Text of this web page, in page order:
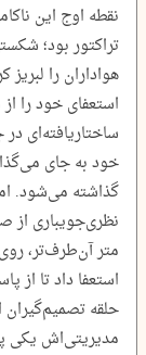
نقطه اوج این
تراکتور بود؛
هواداران را
استعفای خود را
ساختاریافته‌ای
خود به جای
گذاشته می‌شود.
نظری‌جویباری از
متر آن‌طرف‌تر،
استعفا داد تا از
حلقه تصمیم‌گیران
مدیریتی‌اش یکی